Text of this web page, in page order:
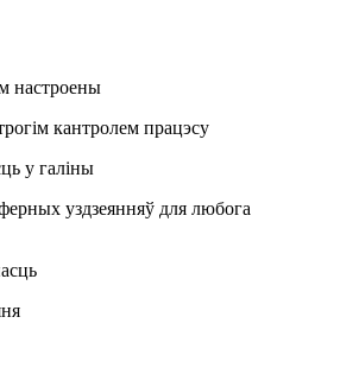
настроены
кантролем працэсу
у галіны
уздзеянняў для любога